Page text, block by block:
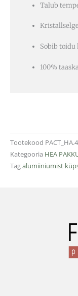
Talub
Sobib
100%
Tootekood
Kategooria HEA
Tagalumiiniumist